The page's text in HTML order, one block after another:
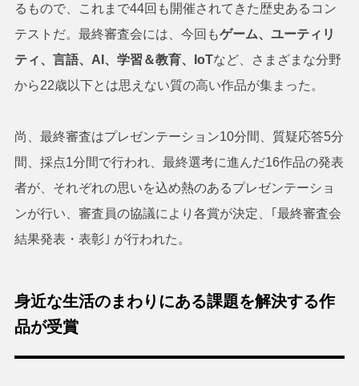
るもので、これまで44回も開催されてきた歴史あるコン
テストだ。最終審査会には、今回もゲーム、ユーティリ
ティ、言語、AI、学習＆教育、IoTなど、さまざまな分野
から22歳以下とは思えない質の高い作品が集まった。
尚、最終審査はプレゼンテーション10分間、質疑応答5分
間、採点1分間で行われ、最終選考に進んだ16作品の発表
者が、それぞれの思いを込め熱のあるプレゼンテーショ
ンが行い、審査員の協議により各賞が決定、｢最終審査会
結果発表・表彰｣ が行われた。
身近な生活のまわりにある課題を解決する作
品が受賞